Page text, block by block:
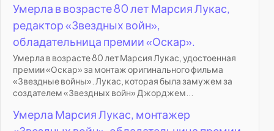
Умерла в возрасте 80 лет Марсия Лукас,
редактор «Звездных войн»,
обладательница премии «Оскар».
Умерла в возрасте 80 лет Марсия Лукас, удостоенная
премии «Оскар» за монтаж оригинального фильма
«Звездные войны». Лукас, которая была замужем за
создателем «Звездных войн» Джорджем...
Умерла Марсия Лукас, монтажер